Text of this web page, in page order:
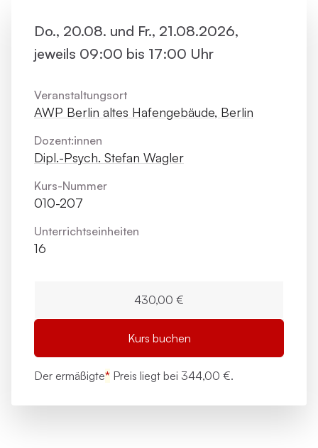
Do., 20.08. und Fr., 21.08.2026,
jeweils 09:00 bis 17:00 Uhr
Veranstaltungsort
AWP Berlin altes Hafengebäude, Berlin
Dozent:innen
Dipl.-Psych. Stefan Wagler
Kurs-Nummer
010-207
Unterrichts­einheiten
16
430,00 €
Kurs buchen
Der ermäßigte* Preis liegt bei 344,00 €.